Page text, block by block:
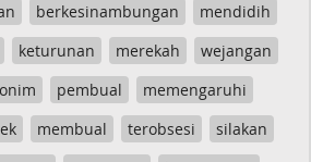
berkesinambungan
mendidih
keturunan merekah
wejangan
pembual
memengaruhi
membual terobsesi
silakan